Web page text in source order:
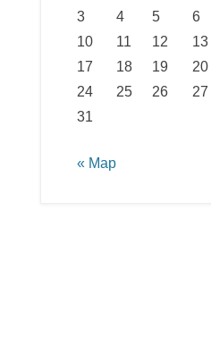
3
4 5 6
10
11 12 13
17
18 19 20
24
25 26 27
31
« Мар